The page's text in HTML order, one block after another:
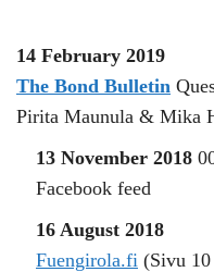
14 February 2019
The Bond Bulletin
Pirita Maunula & Mika
13 November 2018
Facebook feed
16 August 2018
Fuengirola.fi (Sivu 10